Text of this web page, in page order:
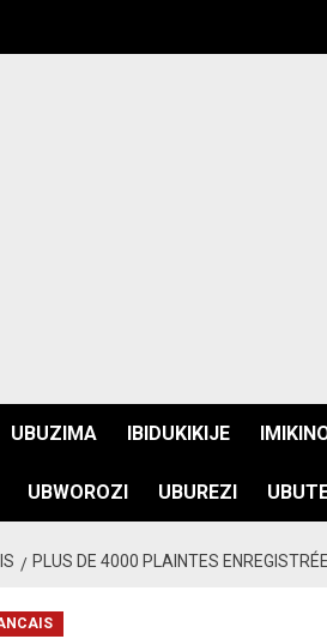
UBUZIMA IBIDUKIKIJE
UBWOROZI UBUREZI
PLUS DE 4000 PLAINTES